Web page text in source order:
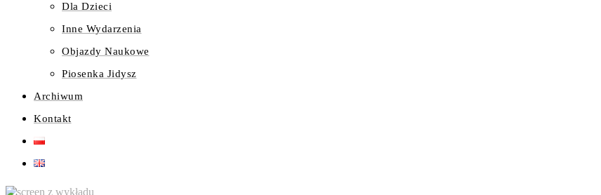
Dla Dzieci
Inne Wydarzenia
Objazdy Naukowe
Piosenka Jidysz
Archiwum
Kontakt